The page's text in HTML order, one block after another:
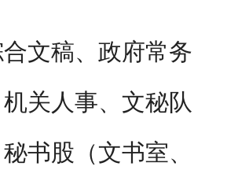
文稿、政府常务
关人事、文秘队
书股（文书室、